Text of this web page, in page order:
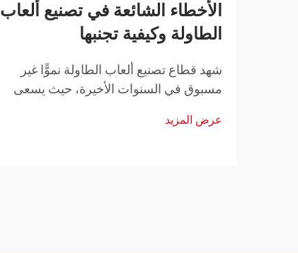
الأخطاء الشائعة في تصنيع ألعاب
الطاولة وكيفية تجنبها
شهد قطاع تصنيع ألعاب الطاولة نموًّا غير
مسبوق في السنوات الأخيرة، حيث يسعى
الراسخون على حدٍّ سواء إلى إحياء رؤاهم
عرض المزيد